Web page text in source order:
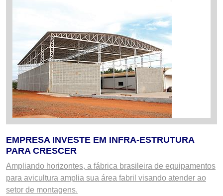
EMPRESA INVESTE EM INFRA-ESTRUTURA
PARA CRESCER
Ampliando horizontes, a fábrica brasileira de equipamentos
para avicultura amplia sua área fabril visando atender ao
setor de montagens.